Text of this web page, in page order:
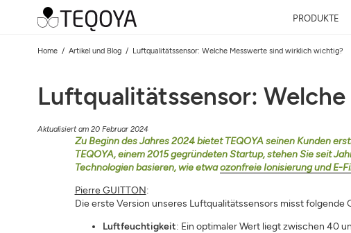
PRODUKTE
Home Artikel und Blog Luftqualitätssensor: Welche Messwerte sind wirklich wichtig?
Luftqualitätssensor:
Aktualisiert am 20 Februar 2024
Zu Beginn des Jahres 2024 bietet TEQOYA seinen Kunden
TEQOYA, einem 2015 gegründeten Startup, stehen Sie seit
Technologien basieren, wie etwaozonfreie Ionisierung und E-
Pierre GUITTON:
Die erste Version unseres Luftqualitätssensors misst folgende
Luftfeuchtigkeit: Ein optimaler Wert liegt zwischen 40